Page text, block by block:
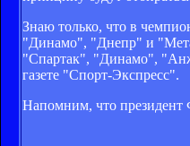
Знаю только, что в
"Динамо", "Днепр" и
"Спартак", "Динамо",
газете "Спорт-Экспресс".
Напомним, что президент